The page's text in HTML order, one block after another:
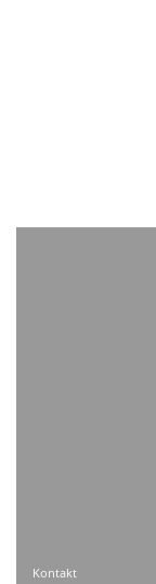
Kontakt